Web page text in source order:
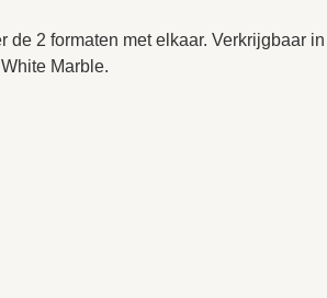
de 2 formaten met elkaar. Verkrijgbaar in
Marble.